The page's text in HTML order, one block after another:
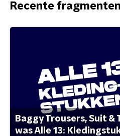
Recente fragmenten
Baggy Trousers, Suit &
was Alle 13: